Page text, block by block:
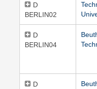
D
BERLIN02
D
BERLIN04
D